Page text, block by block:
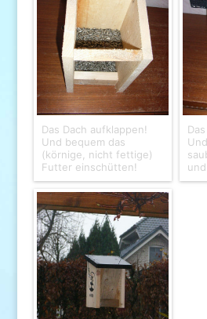
Das Dach aufklappen!
Und bequem das
(körnige, nicht fettige)
Futter einschütten!